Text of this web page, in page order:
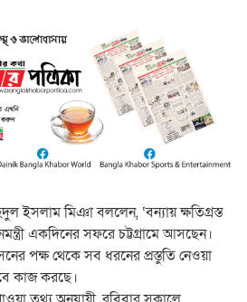
ইসলাম মিঞা বললেন, ‘বন্যায় ক্ষতিগ্রস্ত
একদিনের সফরে চট্টগ্রামে আসছেন।
পক্ষ থেকে সব ধরনের প্রস্তুতি নেওয়া
কাজ করছে।